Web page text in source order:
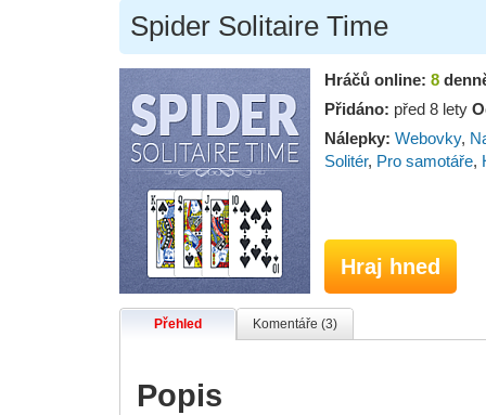
Spider Solitaire Time
Hráčů online: 8
Přidáno: před 8 lety
Nálepky: Webovky,
Solitér, Pro samotáře,
Hraj hned
Přehled Komentáře (3)
Popis